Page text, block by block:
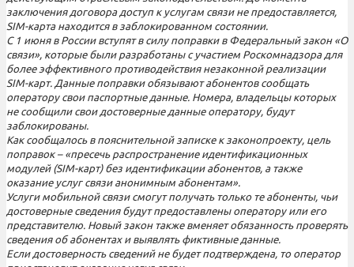
заключения договора доступ к услугам связи не предоставляется,
SIM-карта находится в заблокированном состоянии.
С 1 июня в России вступят в силу поправки в Федеральный закон «О
связи», которые были разработаны с участием Роскомнадзора для
более эффективного противодействия незаконной реализации
SIM-карт. Данные поправки обязывают абонентов сообщать
оператору свои паспортные данные. Номера, владельцы которых
не сообщили свои достоверные данные оператору, будут
заблокированы.
Как сообщалось в пояснительной записке к законопроекту, цель
поправок – «пресечь распространение идентификационных
модулей (SIM-карт) без идентификации абонентов, а также
оказание услуг связи анонимным абонентам».
Услуги мобильной связи смогут получать только те абоненты, чьи
достоверные сведения будут предоставлены оператору или его
представителю. Новый закон также вменяет обязанность проверять
сведения об абонентах и выявлять фиктивные данные.
Если достоверность сведений не будет подтверждена, то оператор